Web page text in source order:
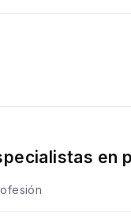
en